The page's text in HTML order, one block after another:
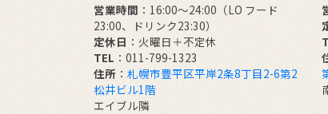
営業時間 ：16:00～24:00（LO フード
23:00、ドリンク23:30）
定休日 ：火曜日＋不定休
TEL ：011-799-1323
住所 ： 札幌市豊平区平岸2条8丁目2-6第2
松井ビル1階
エイブル隣